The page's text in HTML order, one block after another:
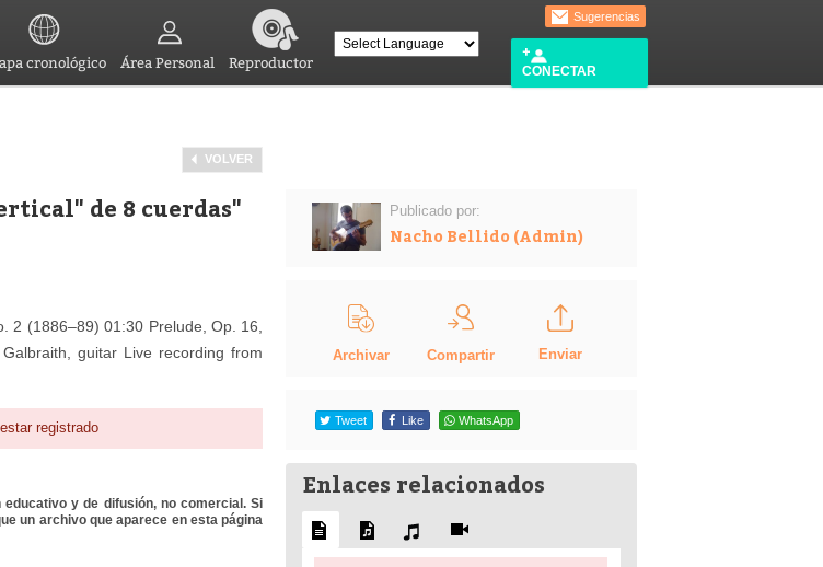
cronológico Área Personal Reproductor
Sugerencias
CONECTAR
VOLVER
de 8 cuerdas"
2 (1886–89) 01:30 Prelude, Op. 16,
guitar Live recording from
registrado
y de difusión, no comercial. Si
un archivo que aparece en esta página
Publicado por:
Nacho Bellido (Admin)
Archivar Compartir Enviar
Tweet Like WhatsApp
Enlaces relacionados